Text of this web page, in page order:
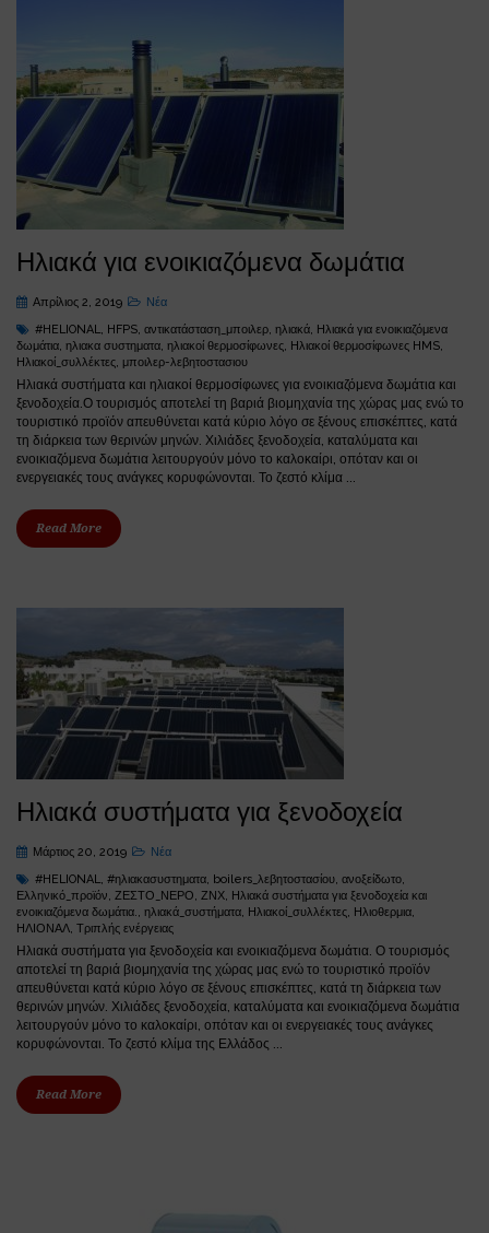
Ηλιακά για ενοικιαζόμενα δωμάτια
Απρίλιος 2, 2019
Νέα
#HELIONAL, HFPS, αντικατάσταση_μποιλερ, ηλιακά, Ηλιακά για ενοικιαζόμενα
δωμάτια, ηλιακα συστηματα, ηλιακοί θερμοσίφωνες, Ηλιακοί θερμοσίφωνες HMS,
Ηλιακοί_συλλέκτες, μποιλερ-λεβητοστασιου
Ηλιακά συστήματα και ηλιακοί θερμοσίφωνες για ενοικιαζόμενα δωμάτια και
ξενοδοχεία.Ο τουρισμός αποτελεί τη βαριά βιομηχανία της χώρας μας ενώ το
τουριστικό προϊόν απευθύνεται κατά κύριο λόγο σε ξένους επισκέπτες, κατά
τη διάρκεια των θερινών μηνών. Χιλιάδες ξενοδοχεία, καταλύματα και
ενοικιαζόμενα δωμάτια λειτουργούν μόνο το καλοκαίρι, οπόταν και οι
ενεργειακές τους ανάγκες κορυφώνονται. Το ζεστό κλίμα ...
Read More
Ηλιακά συστήματα για ξενοδοχεία
Μάρτιος 20, 2019
Νέα
#HELIONAL, #ηλιακασυστηματα, boilers_λεβητοστασίου, ανοξείδωτο,
Ελληνικό_προϊόν, ΖΕΣΤΟ_ΝΕΡΟ, ΖΝΧ, Ηλιακά συστήματα για ξενοδοχεία και
ενοικιαζόμενα δωμάτια., ηλιακά_συστήματα, Ηλιακοί_συλλέκτες, Ηλιοθερμια,
ΗΛΙΟΝΑΛ, Τριπλής ενέργειας
Ηλιακά συστήματα για ξενοδοχεία και ενοικιαζόμενα δωμάτια. Ο τουρισμός
αποτελεί τη βαριά βιομηχανία της χώρας μας ενώ το τουριστικό προϊόν
απευθύνεται κατά κύριο λόγο σε ξένους επισκέπτες, κατά τη διάρκεια των
θερινών μηνών. Χιλιάδες ξενοδοχεία, καταλύματα και ενοικιαζόμενα δωμάτια
λειτουργούν μόνο το καλοκαίρι, οπόταν και οι ενεργειακές τους ανάγκες
κορυφώνονται. Το ζεστό κλίμα της Ελλάδος ...
Read More